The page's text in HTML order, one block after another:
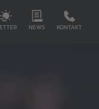
NEWS KONTAKT